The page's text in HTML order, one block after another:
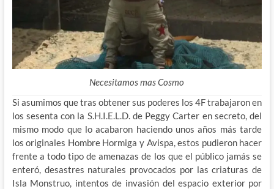
Necesitamos mas Cosmo
Si asumimos que tras obtener sus poderes los 4F trabajaron en
los sesenta con la S.H.I.E.L.D. de Peggy Carter en secreto, del
mismo modo que lo acabaron haciendo unos años más tarde
los originales Hombre Hormiga y Avispa, estos pudieron hacer
frente a todo tipo de amenazas de los que el público jamás se
enteró, desastres naturales provocados por las criaturas de
Isla Monstruo, intentos de invasión del espacio exterior por